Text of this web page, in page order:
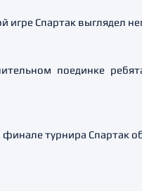
игре Спартак выглядел
поединке
турнира Спартак